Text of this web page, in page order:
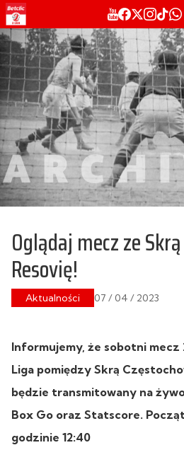
Oglądaj mecz ze
Resovię!
Aktualności 07 / 04 / 2023
Informujemy, że sobotni mecz
Liga pomiędzy Skrą
będzie transmitowany na
Box Go oraz Statscore.
godzinie 12:40